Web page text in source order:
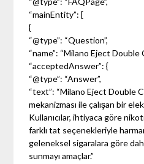
“mainEntity”: [
{
“@type”: “Question”,
“name”: “Milano Eject Double
“acceptedAnswer”: {
“@type”: “Answer”,
“text”: “Milano Eject Double
mekanizması ile çalışan bir
Kullanıcılar, ihtiyaca göre
farklı tat seçenekleriyle
geleneksel sigaralara göre
sunmayı amaçlar.”